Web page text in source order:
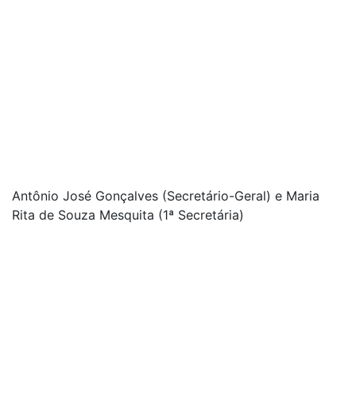
Antônio José Gonçalves (Secretário-Geral) e Maria
Rita de Souza Mesquita (1ª Secretária)